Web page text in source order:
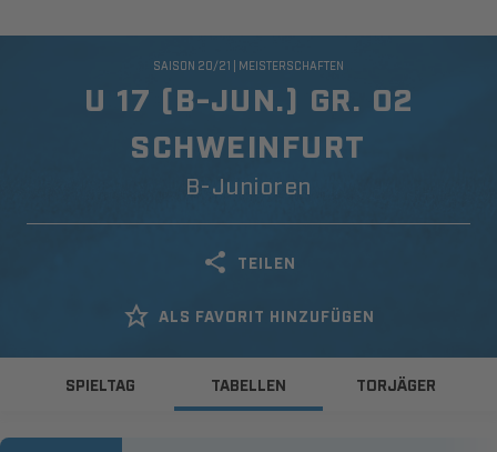
U 17 (B-JUN.) GR. 02
SCHWEINFURT
B-Junioren
SAISON 20/21 | MEISTERSCHAFTEN
TEILEN
ALS FAVORIT HINZUFÜGEN
SPIELTAG TABELLEN TORJÄGER